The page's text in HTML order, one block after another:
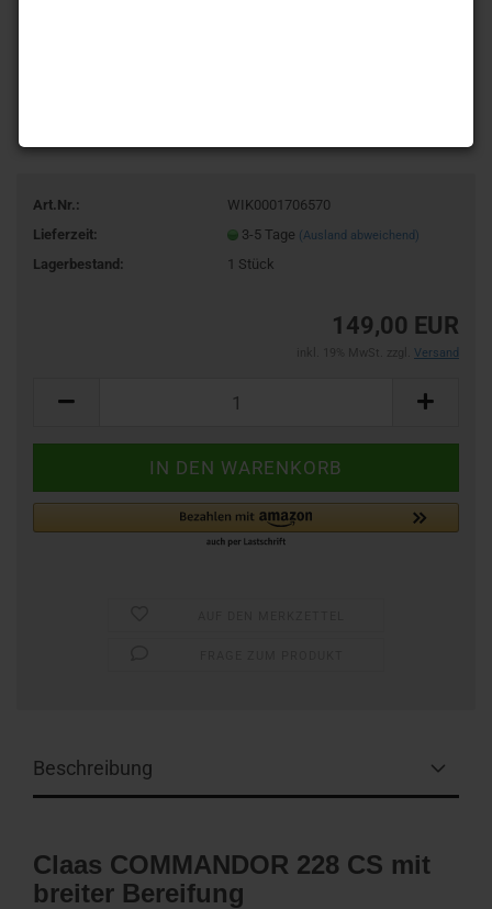
Art.Nr.:
WIK0001706570
Lieferzeit:
3-5 Tage (Ausland abweichend)
Lagerbestand: 1 Stück
149,00 EUR
Versand
Beschreibung
Claas COMMANDOR 228 CS mit
breiter Bereifung